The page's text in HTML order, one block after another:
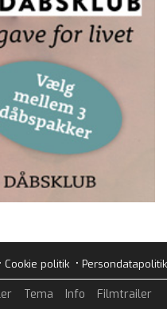
Cookie politik• Persondatapolitik
Tema Info Filmtrailer